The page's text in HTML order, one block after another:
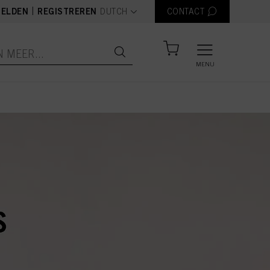
REGISTREREN text.language
DUTCH CONTACT
MENU